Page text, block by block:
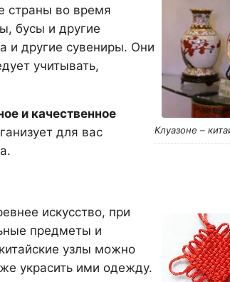
Клуазоне –
страны во время
бусы и другие
и другие сувениры. Они
учитывать,
и качественное
для вас
искусство, при
предметы и
узлы можно
украсить ими одежду.